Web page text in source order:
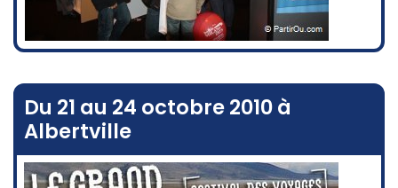
Du 21 au 24 octobre 2010 à
Albertville